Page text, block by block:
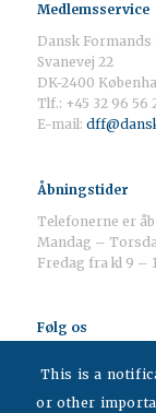
Medlemsservice
Dansk Formands
Svanevej 22
DK-2400
Tlf.: +45 32 96 56
E-mail:
Åbningstider
Telefonerne er
Mandag –
Fredag fra kl 9 –
Følg os
This is a
or other